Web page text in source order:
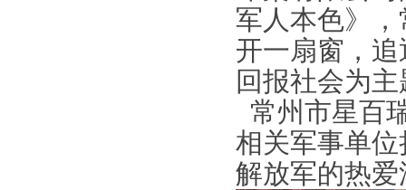
军人本色》
开一扇窗，
回报社会为
常州市星百
相关军事单
解放军的热爱